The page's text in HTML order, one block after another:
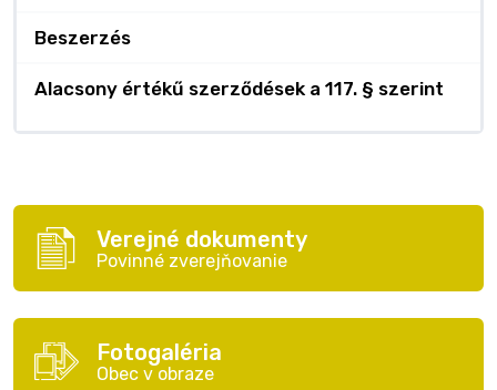
Beszerzés
Alacsony értékű szerződések a 117. § szerint
Verejné dokumenty
Povinné zverejňovanie
Fotogaléria
Obec v obraze